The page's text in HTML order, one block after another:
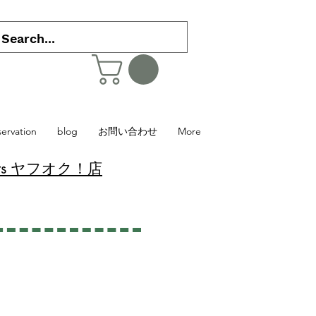
blog お問い合わせ More
ヤフオク！店